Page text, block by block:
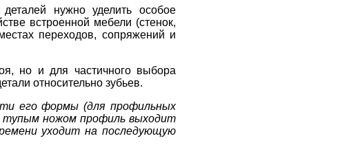
нужно уделить особое
встроенной мебели (стенок,
переходов, сопряжений и
но и для частичного выбора
относительно зубьев.
его формы (для профильных
тупым ножом профиль выходит
уходит на последующую